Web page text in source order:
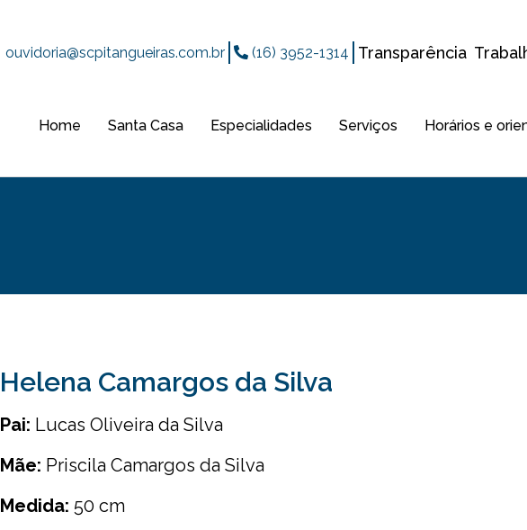
ouvidoria@scpitangueiras.com.br (16) 3952-1314 Transparência
Home Santa Casa Especialidades Serviços Horários e
Helena Camargos da Silva
Pai: Lucas Oliveira da Silva
Mãe: Priscila Camargos da Silva
Medida: 50 cm